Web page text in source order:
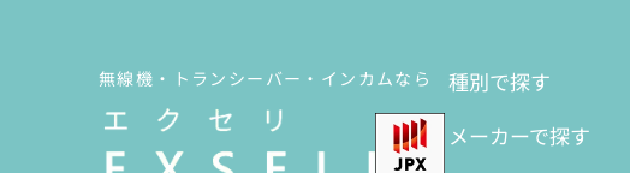
無線機・トランシーバー・インカムなら
種別で探す
メーカーで探す